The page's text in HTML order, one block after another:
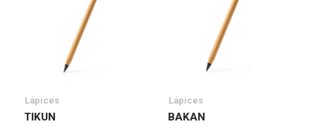
Lápices
TIKUN
Lápices
BAKAN